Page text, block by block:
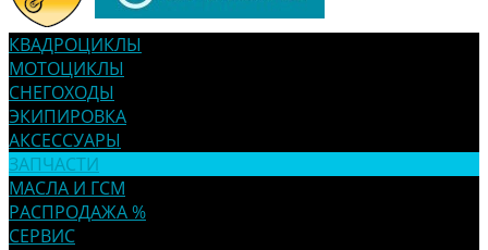
КВАДРОЦИКЛЫ
МОТОЦИКЛЫ
СНЕГОХОДЫ
ЭКИПИРОВКА
АКСЕССУАРЫ
ЗАПЧАСТИ
МАСЛА И ГСМ
РАСПРОДАЖА %
СЕРВИС